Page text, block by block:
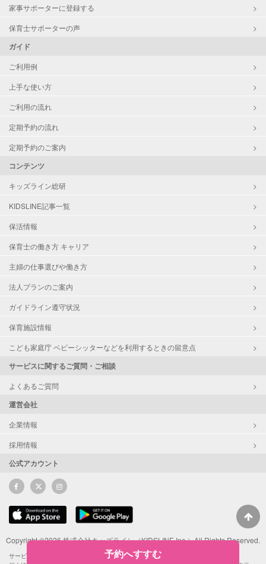
予約へすすむ
家事サポーターに登録する
保育士サポーターの声
ガイド
ご利用例
上手な使い方
ご利用の流れ
定期予約の流れ
定期予約のご案内
コンテンツ
キッズライン総研
KIDSLINE記事一覧
保活情報
保育士の働き方 キャリア
主婦の仕事選びや働き方
法人プランのご案内
ガイドライン遵守状況
保育施設情報
こども家庭庁 ベビーシッターなどを利用するときの留意点
サービスに関するご質問・ご相談
よくあるご質問
運営会社
企業情報
採用情報
公式アカウント
Copyright ©2026 株式会社キッズライン（KIDSLINE Inc.）All Rights Reserved.
サービス利用規約 サポーターによるSNS投稿ガイドライン